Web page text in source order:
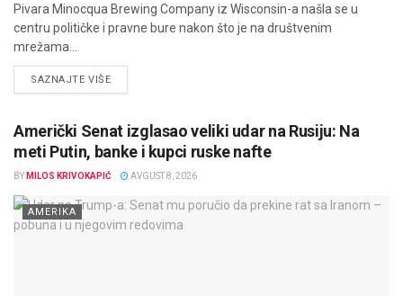
Pivara Minocqua Brewing Company iz Wisconsin-a našla se u
centru političke i pravne bure nakon što je na društvenim
mrežama...
SAZNAJTE VIŠEDETAILS
Američki Senat izglasao veliki udar na Rusiju: Na
meti Putin, banke i kupci ruske nafte
BY MILOS KRIVOKAPIĆ AVGUST 8, 2026
AMERIKA